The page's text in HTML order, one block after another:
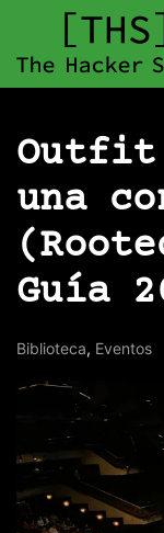
Outfit
una
Guía
Biblioteca, Eventos